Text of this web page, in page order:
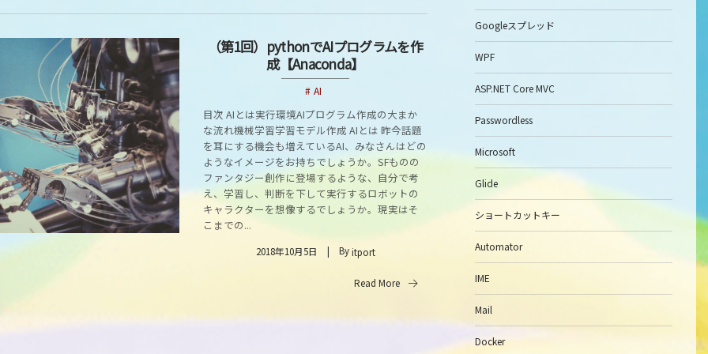
（第1回）pythonでAIプログラムを作
成【Anaconda】
AI
目次 AIとは実行環境AIプログラム作成の大まか
な流れ機械学習学習モデル作成 AIとは 昨今話題
を耳にする機会も増えているAI、みなさんはどの
ようなイメージをお持ちでしょうか。SFものの
ファンタジー創作に登場するような、自分で考
え、学習し、判断を下して実行するロボットの
キャラクターを想像するでしょうか。現実はそ
こまでの...
2018年10月5日 Byitport
Read More
Googleスプレッド
WPF
ASP.NET Core MVC
Passwordless
Microsoft
Glide
ショートカットキー
Automator
IME
Mail
Docker